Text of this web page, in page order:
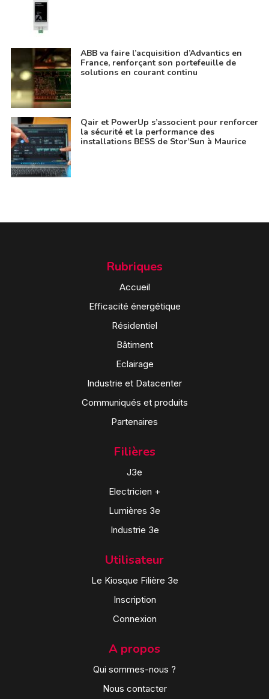
ABB va faire l’acquisition d’Advantics en
France, renforçant son portefeuille de
solutions en courant continu
Qair et PowerUp s’associent pour renforcer
la sécurité et la performance des
installations BESS de Stor’Sun à Maurice
Rubriques
Accueil
Efficacité énergétique
Résidentiel
Bâtiment
Eclairage
Industrie et Datacenter
Communiqués et produits
Partenaires
Filières
J3e
Electricien +
Lumières 3e
Industrie 3e
Utilisateur
Le Kiosque Filière 3e
Inscription
Connexion
A propos
Qui sommes-nous ?
Nous contacter